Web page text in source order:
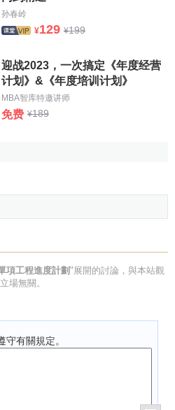
孙春岭
¥129 ¥199
迎战2023，一次搞定《年度经营
计划》&《年度培训计划》
MBA智库特邀讲师
免费 ¥189
項工程進度計劃"展開的討論，與本站觀
場無關。
有關規定。